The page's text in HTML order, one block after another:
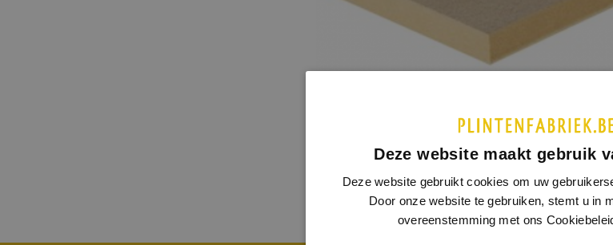
PRODUCTINFORMATIE SPECIFICATIES
Over dit product is nog geen extra productinformatie
Deze website maakt gebruik
Deze website gebruikt cookies om uw
Door onze website te gebruiken, stemt u in
overeenstemming met ons